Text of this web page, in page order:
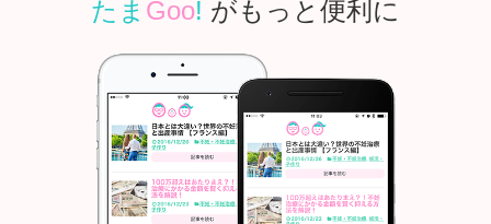
たま Goo! がもっと便利に